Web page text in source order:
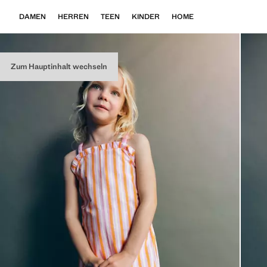
Zum Hauptinhalt wechseln
DAMEN HERREN TEEN KINDER HOME